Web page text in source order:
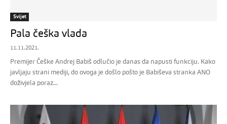
Svijet
Pala češka vlada
11.11.2021.
Premijer Češke Andrej Babiš odlučio je danas da napusti funkciju. Kako
javljaju strani mediji, do ovoga je došlo pošto je Babiševa stranka ANO
doživjela poraz...